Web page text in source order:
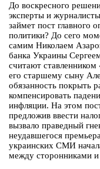
До воскресного
эксперты и
займет пост главного
политики? До сего
самим Николаем
банка Украины
считают
его старшему сыну
обязанность покрыть
компенсировать
инфляции. На этом
предложив ввести
вызвало праведный
неудавшегося
украинских СМИ
между сторонниками